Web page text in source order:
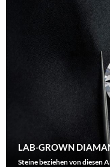
LAB-GROWN
Steine beziehen von diesen